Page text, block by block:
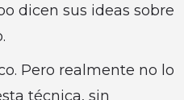
dicen sus ideas sobre
Pero realmente no lo
técnica, sin